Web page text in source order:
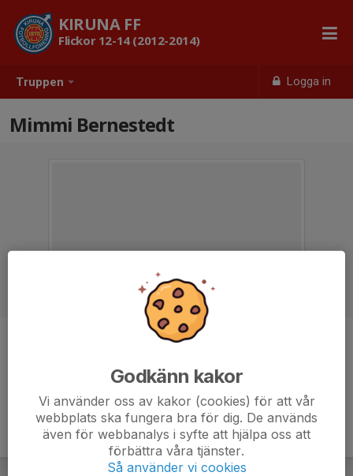
Truppen Logga in
KIRUNA FF
Flickor 12-14 (2012-2014)
Mimmi Bernestedt
Godkänn kakor
Vi använder oss av kakor (cookies) för att vår
webbplats ska fungera bra för dig. De används
även för webbanalys i syfte att hjälpa oss att
förbättra våra tjänster.
Så använder vi cookies